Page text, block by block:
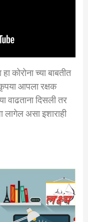
कोरोना च्या बाबतीत
आपला रक्षक
दिसली तर
लागेल असा इशाराही